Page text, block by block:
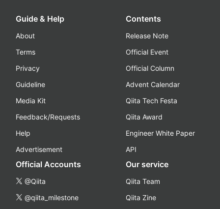
Guide & Help
About
Terms
Privacy
Guideline
Media Kit
Feedback/Requests
Help
Advertisement
Contents
Release Note
Official Event
Official Column
Advent Calendar
Qiita Tech Festa
Qiita Award
Engineer White Paper
API
Official Accounts
@Qiita
@qiita_milestone
Our service
Qiita Team
Qiita Zine